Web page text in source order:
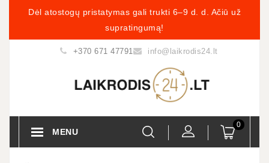
Dėl atostogų pristatymas gali trukti 6–9 d. d. Ačiū už
supratingumą!
+370 671 47791 info@laikrodis24.lt
0
MENU